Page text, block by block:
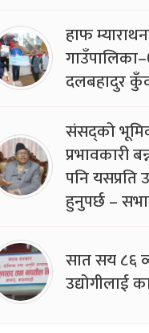
हाफ
दलबहादुर
संसद्को
प्रभावकारी
पनि यसप्रति
हुनुपर्छ –
सात सय ८६
उद्योगीलाई